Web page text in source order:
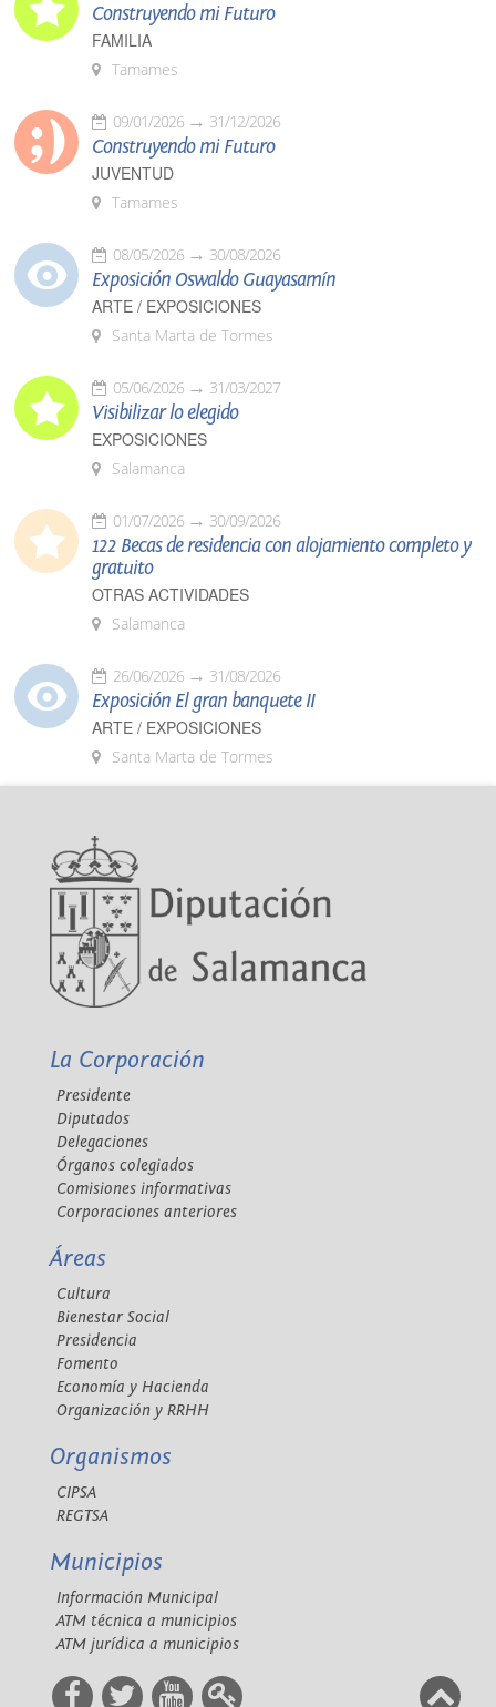
Construyendo mi Futuro
FAMILIA
Tamames
09/01/2026 31/12/2026
Construyendo mi Futuro
JUVENTUD
Tamames
08/05/2026 30/08/2026
Exposición Oswaldo Guayasamín
ARTE / EXPOSICIONES
Santa Marta de Tormes
05/06/2026 31/03/2027
Visibilizar lo elegido
EXPOSICIONES
Salamanca
01/07/2026 30/09/2026
122 Becas de residencia con alojamiento completo y
gratuito
OTRAS ACTIVIDADES
Salamanca
26/06/2026 31/08/2026
Exposición El gran banquete II
ARTE / EXPOSICIONES
Santa Marta de Tormes
La Corporación
Presidente
Diputados
Delegaciones
Órganos colegiados
Comisiones informativas
Corporaciones anteriores
Áreas
Cultura
Bienestar Social
Presidencia
Fomento
Economía y Hacienda
Organización y RRHH
Organismos
CIPSA
REGTSA
Municipios
Información Municipal
ATM técnica a municipios
ATM jurídica a municipios